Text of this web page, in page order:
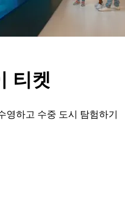
티켓
영하고 수중 도시 탐험하기